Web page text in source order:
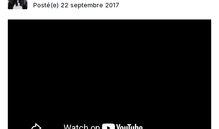
Posté(e) 22 septembre 2017